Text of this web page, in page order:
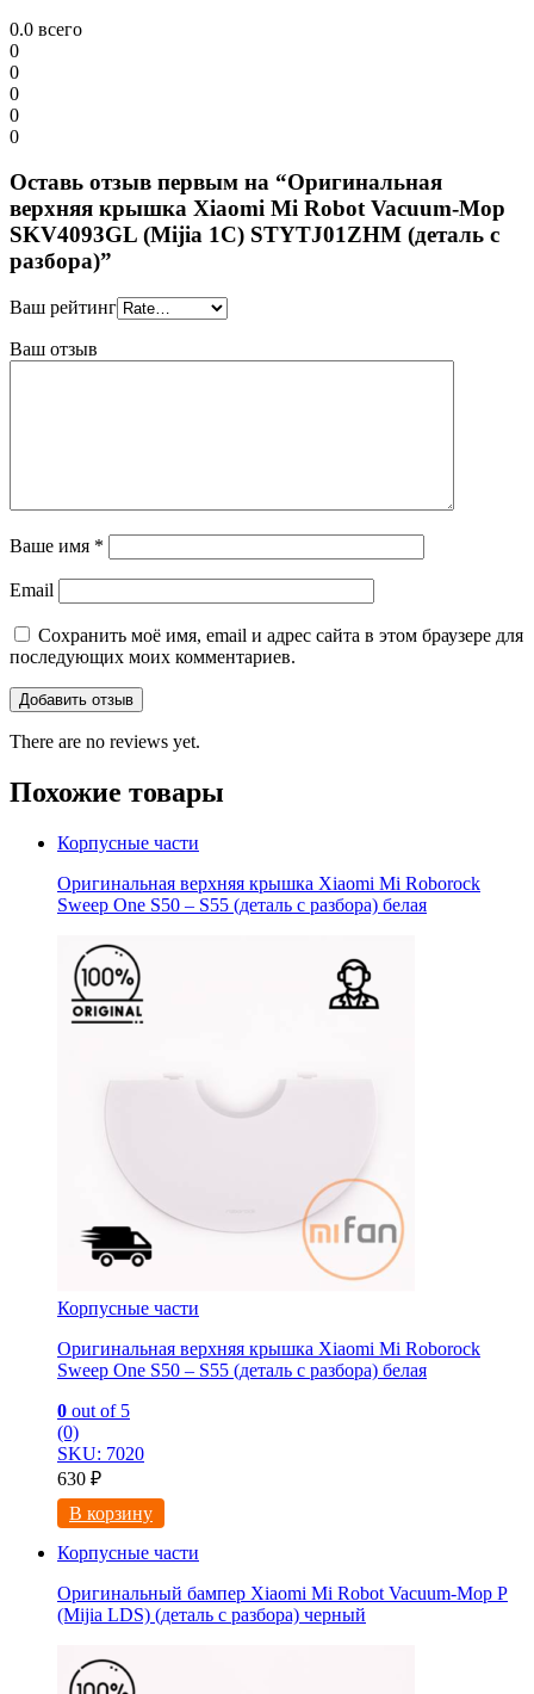
0.0 всего
0
0
0
0
0
Оставь отзыв первым на “Оригинальная
верхняя крышка Xiaomi Mi Robot Vacuum-Mop
SKV4093GL (Mijia 1C) STYTJ01ZHM (деталь с
разбора)”
Ваш рейтинг
Ваш отзыв
Ваше имя *
Email
Сохранить моё имя, email и адрес сайта в этом браузере для
последующих моих комментариев.
There are no reviews yet.
Похожие товары
Корпусные части
Оригинальная верхняя крышка Xiaomi Mi Roborock
Sweep One S50 – S55 (деталь с разбора) белая
Корпусные части
Оригинальная верхняя крышка Xiaomi Mi Roborock
Sweep One S50 – S55 (деталь с разбора) белая
0 out of 5
(0)
SKU: 7020
630 ₽
В корзину
Корпусные части
Оригинальный бампер Xiaomi Mi Robot Vacuum-Mop P
(Mijia LDS) (деталь с разбора) черный